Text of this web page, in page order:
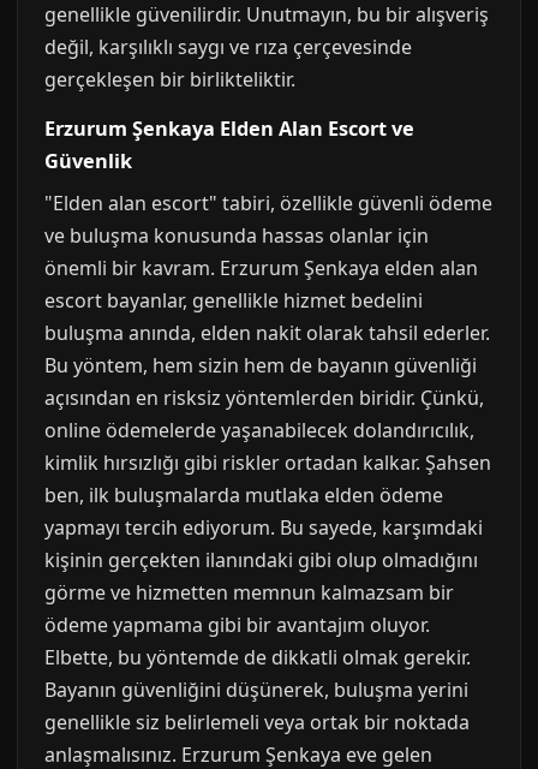
genellikle güvenilirdir. Unutmayın, bu bir alışveriş
değil, karşılıklı saygı ve rıza çerçevesinde
gerçekleşen bir birlikteliktir.
Erzurum Şenkaya Elden Alan Escort ve
Güvenlik
"Elden alan escort" tabiri, özellikle güvenli ödeme
ve buluşma konusunda hassas olanlar için
önemli bir kavram. Erzurum Şenkaya elden alan
escort bayanlar, genellikle hizmet bedelini
buluşma anında, elden nakit olarak tahsil ederler.
Bu yöntem, hem sizin hem de bayanın güvenliği
açısından en risksiz yöntemlerden biridir. Çünkü,
online ödemelerde yaşanabilecek dolandırıcılık,
kimlik hırsızlığı gibi riskler ortadan kalkar. Şahsen
ben, ilk buluşmalarda mutlaka elden ödeme
yapmayı tercih ediyorum. Bu sayede, karşımdaki
kişinin gerçekten ilanındaki gibi olup olmadığını
görme ve hizmetten memnun kalmazsam bir
ödeme yapmama gibi bir avantajım oluyor.
Elbette, bu yöntemde de dikkatli olmak gerekir.
Bayanın güvenliğini düşünerek, buluşma yerini
genellikle siz belirlemeli veya ortak bir noktada
anlaşmalısınız. Erzurum Şenkaya eve gelen